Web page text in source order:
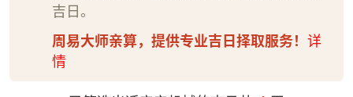
吉日。
周易大师亲算，提供专业吉日择取服务！ 详
情